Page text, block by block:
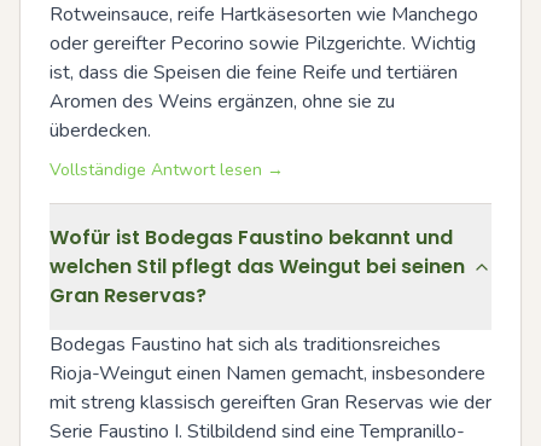
Rotweinsauce, reife Hartkäsesorten wie Manchego
oder gereifter Pecorino sowie Pilzgerichte. Wichtig
ist, dass die Speisen die feine Reife und tertiären
Aromen des Weins ergänzen, ohne sie zu
überdecken.
Vollständige Antwort lesen →
Wofür ist Bodegas Faustino bekannt und
welchen Stil pflegt das Weingut bei seinen
Gran Reservas?
Bodegas Faustino hat sich als traditionsreiches
Rioja-Weingut einen Namen gemacht, insbesondere
mit streng klassisch gereiften Gran Reservas wie der
Serie Faustino I. Stilbildend sind eine Tempranillo-